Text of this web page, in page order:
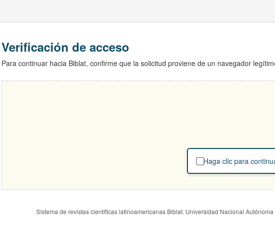
Verificación de acceso
Para continuar hacia Biblat, confirme que la solicitud proviene de un navegador
Haga clic para
Sistema de revistas científicas latinoamericanas Biblat. Universidad Nacional Autónoma